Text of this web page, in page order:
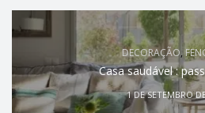
DECORAÇÃO,
Casa saudável :
1 DE SETEMBRO